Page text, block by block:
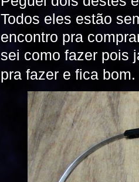
Todos eles estão
encontro pra
sei como fazer pois
pra fazer e fica